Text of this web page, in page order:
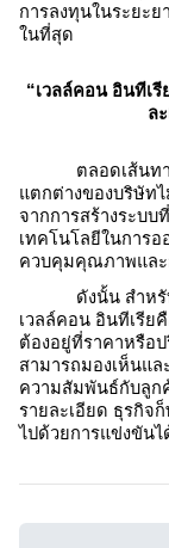
การลงทุนในระยะย
ในที่สุด
“เวลล์คอน อินทีเรี
ล
ตลอดเส้นท
แตกต่างของบริษัท
จากการสร้างระบ
เทคโนโลยีในการ
ควบคุมคุณภาพและ
ดังนั้น สำห
เวลล์คอน อินทีเรีย
ต้องอยู่ที่ราคาหรือ
สามารถมองเห็นแ
ความสัมพันธ์กับลูก
รายละเอียด ธุรกิจ
ไปด้วยการแข่งขัน